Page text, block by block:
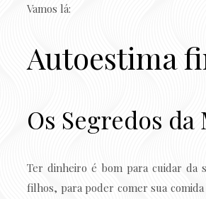
Vamos lá:
Autoestima
Os Segredos
Ter dinheiro é bom para cuidar da
filhos, para poder comer sua